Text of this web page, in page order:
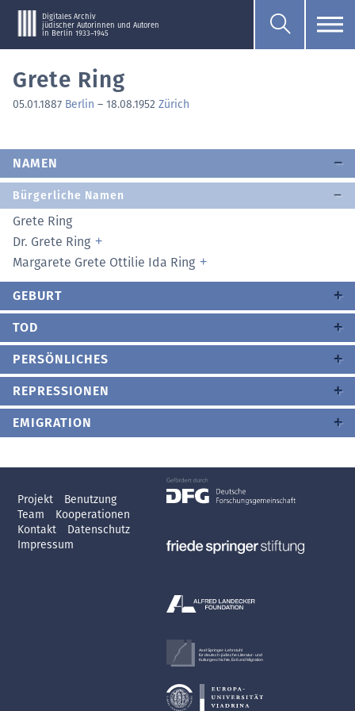
Digitales Archiv
jüdischer Autorinnen und Autoren
in Berlin 1933–1945
Grete Ring
05.01.1887 Berlin – 18.08.1952 Zürich
NAMEN
Bürgerliche Namen
Grete Ring
Dr. Grete Ring
Margarete Grete Ottilie Ida Ring
GEBURT
TOD
PERSÖNLICHES
REPRESSIONEN
EMIGRATION
Projekt
Benutzung
Team
Kooperationen
Kontakt
Datenschutz
Impressum
Axel Springer-Lehrstuhl
für deutsch-jüdische Literatur- und
Kulturgeschichte, Exil und Migration